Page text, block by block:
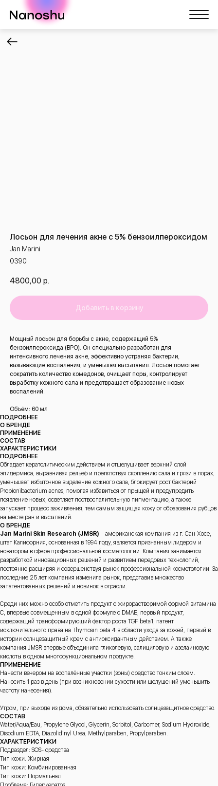
Nanoshu
Лосьон для лечения акне с 5% бензоилпероксидом
Jan Marini
0390
4800,00 р.
Добавить в корзину
Мощный лосьон для борьбы с акне, содержащий 5%
бензоилпероксида (BPO). Он специально разработан для
интенсивного лечения акне, эффективно устраняя бактерии,
вызывающие воспаления, и уменьшая высыпания. Лосьон помогает
сократить количество комедонов, очищает поры, контролирует
выработку кожного сала и предотвращает образование новых
воспалений.
Объём: 60 мл
ПОДРОБНЕЕ
О БРЕНДЕ
ПРИМЕНЕНИЕ
СОСТАВ
ХАРАКТЕРИСТИКИ
ПОДРОБНЕЕ
Обладает кератолитическим действием и отшелушивает верхний слой
эпидермиса, выравнивая рельеф и препятствуя скоплению сала и грязи в порах,
уменьшает избыточное выделение кожного сала, блокирует рост бактерий
Propionibacterium acnes, помогая избавиться от прыщей и предупредить
появление новых, осветляет поствоспалительную пигментацию, а также
запускает процесс заживления, тем самым защищая кожу от образования рубцов
на месте ран и высыпаний.
О БРЕНДЕ
Jan Marini Skin Research (JMSR) – американская компания из г. Сан-Хосе,
штат Калифорния, основанная в 1994 году, является признанным лидером и
новатором в сфере профессиональной косметологии. Компания занимается
разработкой инновационных решений и развитием передовых технологий,
постоянно расширяя и совершенствуя рынок профессиональной косметологии. За
последние 25 лет компания изменила рынок, представив множество
запатентованных решений и новинок в отрасли.
Среди них можно особо отметить продукт с жирорастворимой формой витамина
C, впервые совмещенным в одной формуле с DMAE, первый продукт,
содержащий трансформирующий фактор роста TGF beta1, патент
исключительного права на Thymosin beta 4 в области ухода за кожей, первый в
истории солнцезащитный крем с антиоксидантным действием. А также
компания JMSR впервые объединила гликолевую, салициловую и азелаиновую
кислоты в одном многофункциональном продукте.
ПРИМЕНЕНИЕ
Нанести вечером на воспалённые участки (зоны) средство тонким слоем.
Наносить 1 раз в день (при возникновении сухости или шелушений уменьшить
частоту нанесения).
Утром, при выходе из дома, обязательно использовать солнцезащитное средство.
СОСТАВ
Water/Aqua/Eau, Propylene Glycol, Glycerin, Sorbitol, Carbomer, Sodium Hydroxide,
Disodium EDTA, Diazolidinyl Urea, Methylparaben, Propylparaben.
ХАРАКТЕРИСТИКИ
Подраздел: SOS- средства
Тип кожи: Жирная
Тип кожи: Комбинированная
Тип кожи: Нормальная